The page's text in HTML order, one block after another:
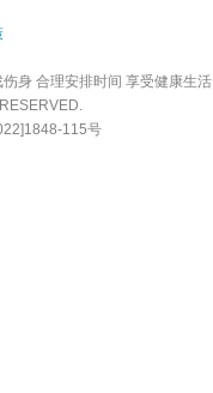
身 合理安排时间 享受健康生活
115号